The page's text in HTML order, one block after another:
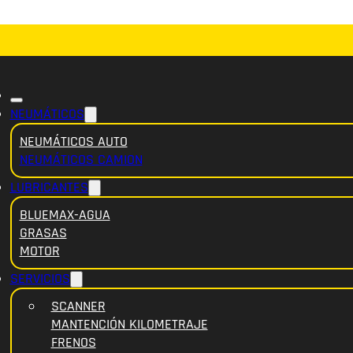
NEUMÁTICOS
NEUMÁTICOS AUTO
NEUMÁTICOS CAMION
LUBRICANTES
BLUEMAX-AGUA
GRASAS
MOTOR
SERVICIOS
SCANNER
MANTENCIÓN KILOMETRAJE
FRENOS